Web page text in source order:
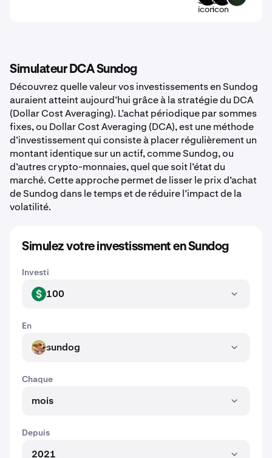
Simulateur DCA Sundog
Découvrez quelle valeur vos investissements en Sundog
auraient atteint aujourd’hui grâce à la stratégie du DCA
(Dollar Cost Averaging). L’achat périodique par sommes
fixes, ou Dollar Cost Averaging (DCA), est une méthode
d’investissement qui consiste à placer régulièrement un
montant identique sur un actif, comme Sundog, ou
d’autres crypto-monnaies, quel que soit l’état du
marché. Cette approche permet de lisser le prix d’achat
de Sundog dans le temps et de réduire l’impact de la
volatilité.
Simulez votre investissment en Sundog
Investi
USD 100
En
SUNDOGsundog
Chaque
mois
Depuis
2021